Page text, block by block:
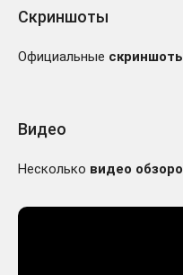
Скриншоты
Официальные
Видео
Несколько видео